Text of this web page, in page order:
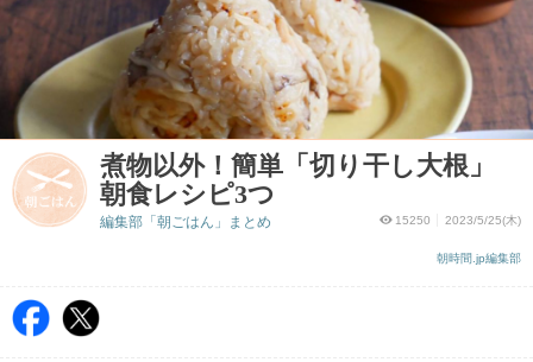
煮物以外！簡単「切り干し大根」
朝食レシピ3つ
15250 2023/5/25(木)
朝時間.jp編集部
編集部「朝ごはん」まとめ